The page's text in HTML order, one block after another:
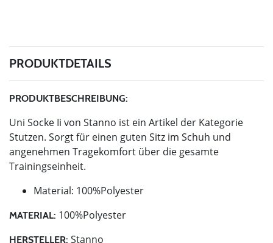
PRODUKTDETAILS
PRODUKTBESCHREIBUNG:
Uni Socke Ii von Stanno ist ein Artikel der Kategorie
Stutzen. Sorgt für einen guten Sitz im Schuh und
angenehmen Tragekomfort über die gesamte
Trainingseinheit.
Material: 100%Polyester
MATERIAL: 100%Polyester
HERSTELLER: Stanno